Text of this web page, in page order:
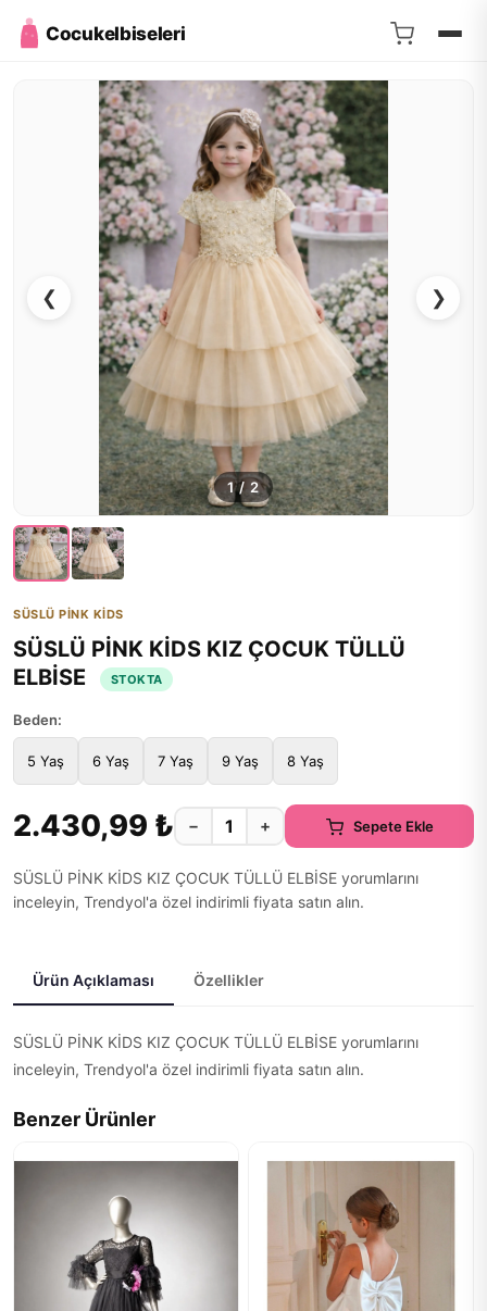
Cocukelbiseleri
❮ ❯
1/ 2
SÜSLÜ PİNK KİDS
SÜSLÜ PİNK KİDS KIZ ÇOCUK TÜLLÜ
ELBİSE
STOKTA
Beden:
5 Yaş 6 Yaş 7 Yaş 9 Yaş 8 Yaş
2.430,99 ₺ − + Sepete Ekle
SÜSLÜ PİNK KİDS KIZ ÇOCUK TÜLLÜ ELBİSE yorumlarını
inceleyin, Trendyol'a özel indirimli fiyata satın alın.
Ürün Açıklaması Özellikler
SÜSLÜ PİNK KİDS KIZ ÇOCUK TÜLLÜ ELBİSE yorumlarını
inceleyin, Trendyol'a özel indirimli fiyata satın alın.
Benzer Ürünler